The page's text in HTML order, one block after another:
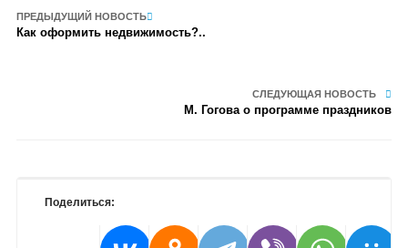
ПРЕДЫДУЩИЙ НОВОСТЬ
Как оформить недвижимость?..
СЛЕДУЮЩАЯ НОВОСТЬ
М. Гогова о программе праздников
Поделиться: